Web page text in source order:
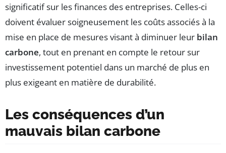
significatif sur les finances des entreprises. Celles-ci
doivent évaluer soigneusement les coûts associés à la
mise en place de mesures visant à diminuer leur bilan
carbone, tout en prenant en compte le retour sur
investissement potentiel dans un marché de plus en
plus exigeant en matière de durabilité.
Les conséquences d’un
mauvais bilan carbone